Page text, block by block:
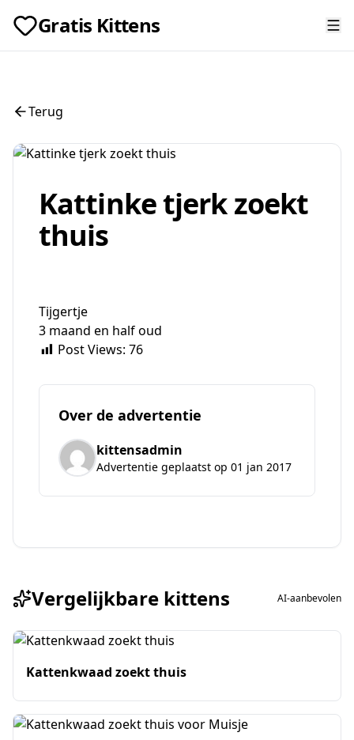
Gratis Kittens
Terug
Kattinke tjerk zoekt
thuis
Tijgertje
3 maand en half oud
Post Views: 76
Over de advertentie
kittensadmin
Advertentie geplaatst op 01 jan 2017
Vergelijkbare kittens AI-aanbevolen
Kattenkwaad zoekt thuis